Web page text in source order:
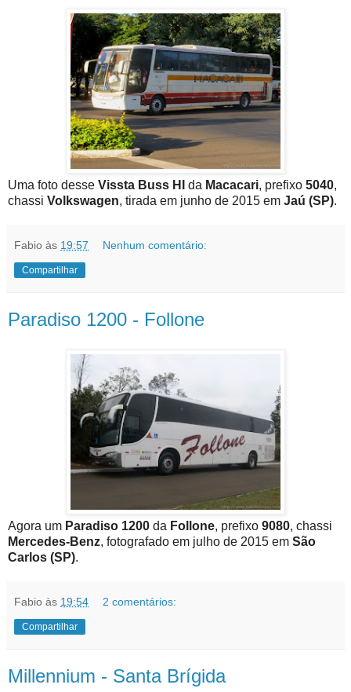
Uma foto desse Vissta Buss HI da Macacari, prefixo 5040,
chassi Volkswagen, tirada em junho de 2015 em Jaú (SP).
Fabio às 19:57 Nenhum comentário:
Compartilhar
Paradiso 1200 - Follone
Agora um Paradiso 1200 da Follone, prefixo 9080, chassi
Mercedes-Benz, fotografado em julho de 2015 em São
Carlos (SP).
Fabio às 19:54 2 comentários:
Compartilhar
Millennium - Santa Brígida